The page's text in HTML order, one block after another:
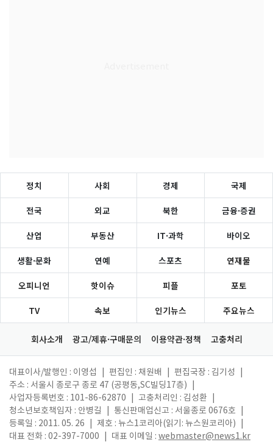
정치 사회 경제 국제
전국 외교 북한 금융·증권
산업 부동산 IT·과학 바이오
생활·문화 연예 스포츠 연재물
오피니언 핫이슈 피플 포토
TV 속보 인기뉴스 주요뉴스
회사소개 광고/제휴·구매문의 이용약관·정책 고충처리
대표이사/발행인 : 이영섭 편집인 : 채원배 편집국장 : 김기성
주소 : 서울시 종로구 종로 47 (공평동,SC빌딩17층)
사업자등록번호 : 101-86-62870
고충처리인 : 김성환
청소년보호책임자 : 안병길
통신판매업신고 : 서울종로 0676호
등록일 : 2011. 05. 26
제호 : 뉴스1코리아(읽기: 뉴스원코리아)
대표 전화 : 02-397-7000
대표 이메일 : webmaster@news1.kr